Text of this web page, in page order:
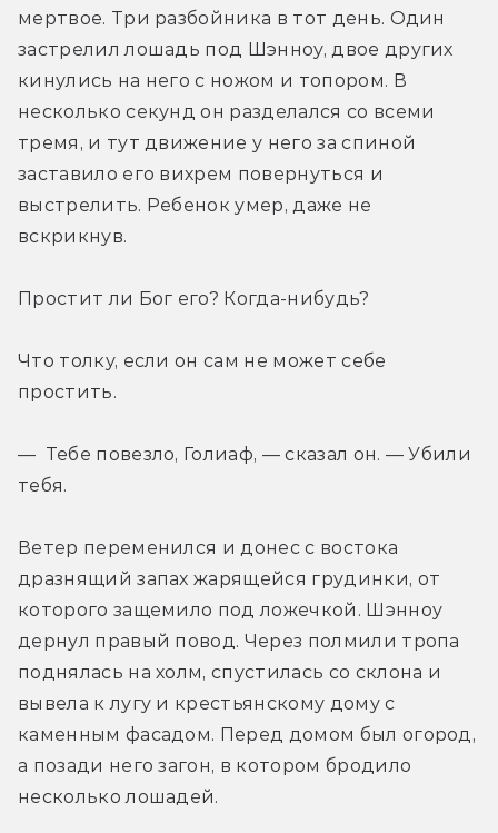
мертвое. Три разбойника в тот день. Один
застрелил лошадь под Шэнноу, двое других
кинулись на него с ножом и топором. В
несколько секунд он разделался со всеми
тремя, и тут движение у него за спиной
заставило его вихрем повернуться и
выстрелить. Ребенок умер, даже не
вскрикнув.
Простит ли Бог его? Когда-нибудь?
Что толку, если он сам не может себе
простить.
— Тебе повезло, Голиаф, — сказал он. — Убили
тебя.
Ветер переменился и донес с востока
дразнящий запах жарящейся грудинки, от
которого защемило под ложечкой. Шэнноу
дернул правый повод. Через полмили тропа
поднялась на холм, спустилась со склона и
вывела к лугу и крестьянскому дому с
каменным фасадом. Перед домом был огород,
а позади него загон, в котором бродило
несколько лошадей.